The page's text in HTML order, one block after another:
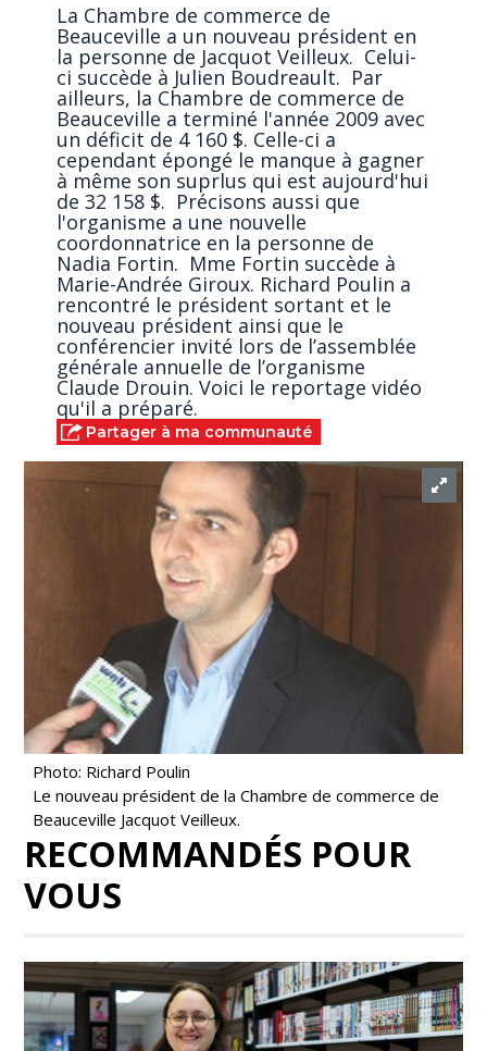
La Chambre de commerce de
Beauceville a un nouveau président en
la personne de Jacquot Veilleux. Celui-
ci succède à Julien Boudreault. Par
ailleurs, la Chambre de commerce de
Beauceville a terminé l'année 2009 avec
un déficit de 4 160 $. Celle-ci a
cependant épongé le manque à gagner
à même son suprlus qui est aujourd'hui
de 32 158 $. Précisons aussi que
l'organisme a une nouvelle
coordonnatrice en la personne de
Nadia Fortin. Mme Fortin succède à
Marie-Andrée Giroux. Richard Poulin a
rencontré le président sortant et le
nouveau président ainsi que le
conférencier invité lors de l’assemblée
générale annuelle de l’organisme
Claude Drouin. Voici le reportage vidéo
qu'il a préparé.
Partager à ma communauté
Photo: Richard Poulin
Le nouveau président de la Chambre de commerce de
Beauceville Jacquot Veilleux.
RECOMMANDÉS POUR
VOUS